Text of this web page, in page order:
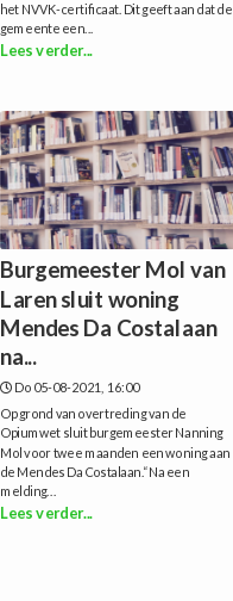
het NVVK-certificaat. Dit geeft aan dat de
gemeente een...
Lees verder...
Burgemeester Mol van
Laren sluit woning
Mendes Da Costalaan
na...
Do 05-08-2021, 16:00
Op grond van overtreding van de
Opiumwet sluit burgemeester Nanning
Mol voor twee maanden een woning aan
de Mendes Da Costalaan.“Na een
melding...
Lees verder...